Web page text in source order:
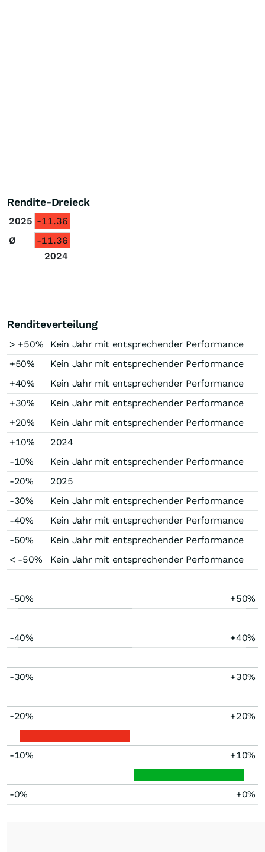
Rendite-Dreieck
2025 -11.36
Ø
-11.36
2024
Renditeverteilung
> +50%
Kein Jahr mit entsprechender Performance
+50%
Kein Jahr mit entsprechender Performance
+40%
Kein Jahr mit entsprechender Performance
+30%
Kein Jahr mit entsprechender Performance
+20%
Kein Jahr mit entsprechender Performance
+10%
2024
-10%
Kein Jahr mit entsprechender Performance
-20%
2025
-30%
Kein Jahr mit entsprechender Performance
-40%
Kein Jahr mit entsprechender Performance
-50%
Kein Jahr mit entsprechender Performance
< -50%
Kein Jahr mit entsprechender Performance
-50% +50%
-40% +40%
-30% +30%
-20% +20%
-10% +10%
-0% +0%